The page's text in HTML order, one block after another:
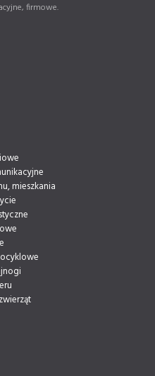
firmowe.
mieszkania